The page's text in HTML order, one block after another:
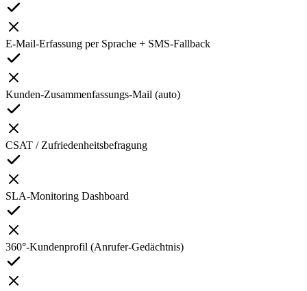
E-Mail-Erfassung per Sprache + SMS-Fallback
Kunden-Zusammenfassungs-Mail (auto)
CSAT / Zufriedenheitsbefragung
SLA-Monitoring Dashboard
360°-Kundenprofil (Anrufer-Gedächtnis)